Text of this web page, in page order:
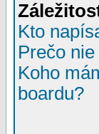
Kto
Prečo
Koho
boardu?